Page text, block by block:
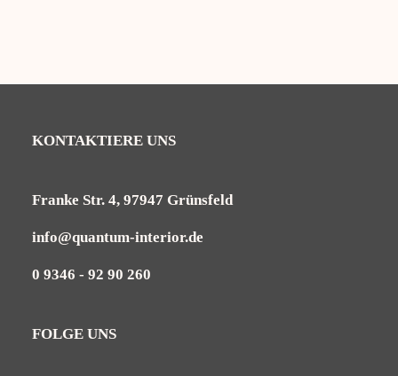
FOLGE UNS
KONTAKTIERE UNS
Franke Str. 4, 97947 Grünsfeld
info@quantum-interior.de
0 9346 - 92 90 260